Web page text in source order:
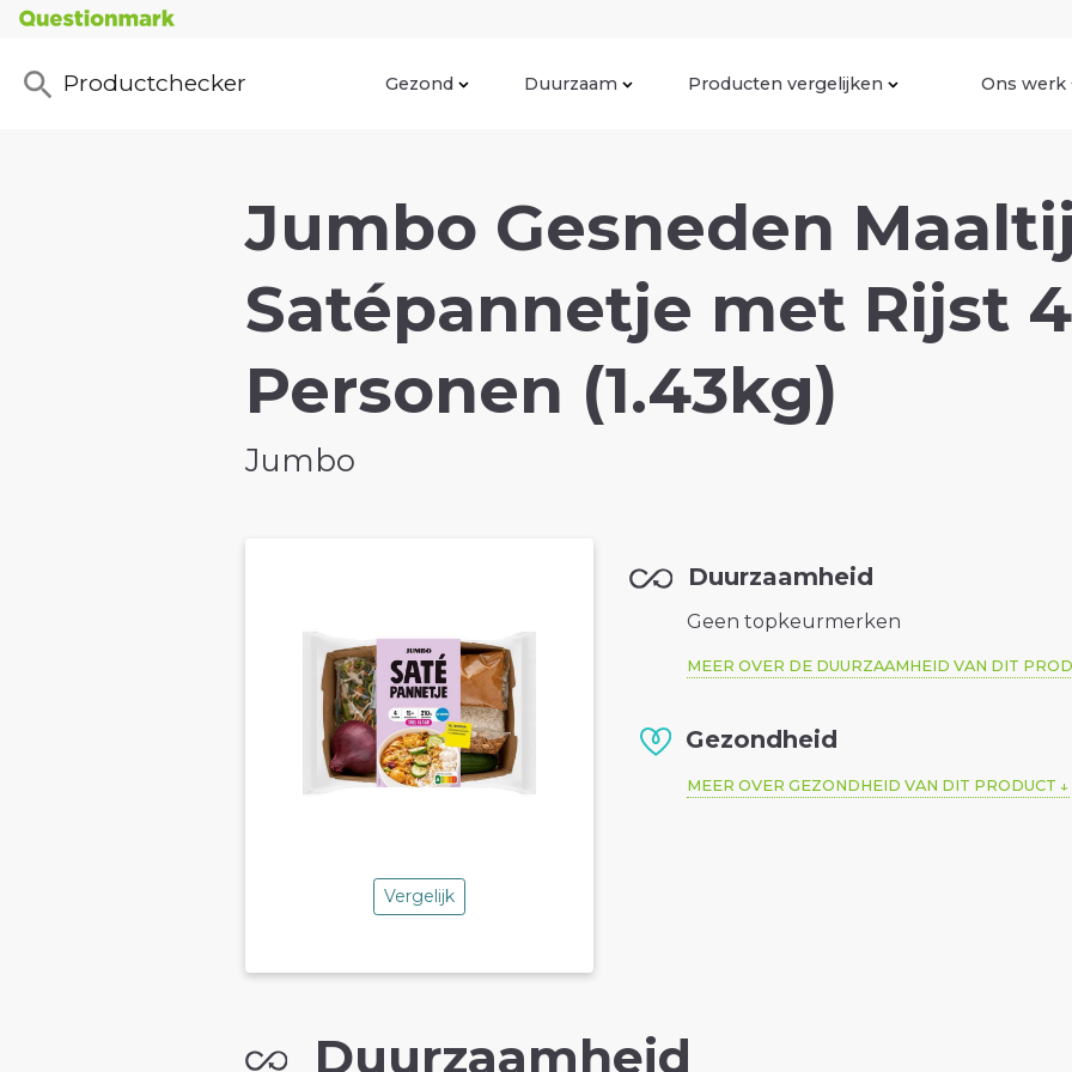
Productchecker Gezond Duurzaam Producten vergelijken Ons werk
Jumbo Gesneden
Satépannetje met Rijst 4
Personen (1.43kg)
Jumbo
Vergelijk
Duurzaamheid
Geen topkeurmerken
MEER OVER DE DUURZAAMHEID VAN DIT
Gezondheid
MEER OVER GEZONDHEID VAN DIT PRODUCT
Duurzaamheid